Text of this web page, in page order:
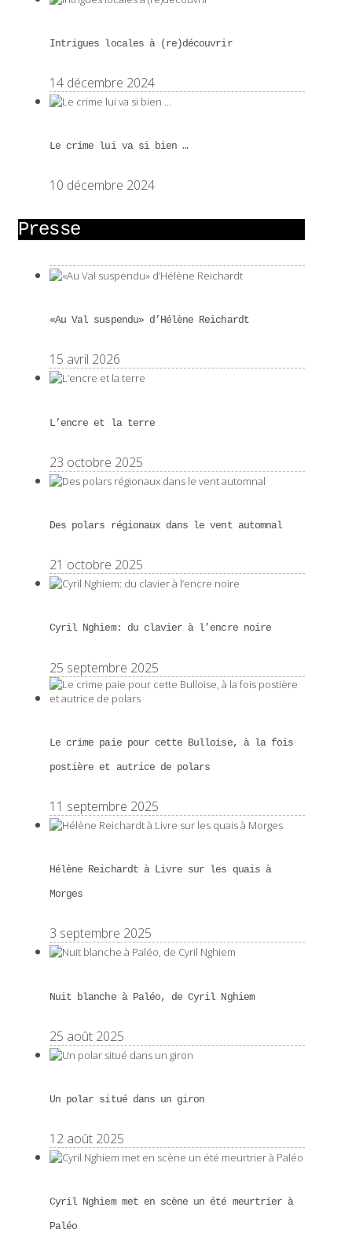
Intrigues locales à (re)découvrir
14 décembre 2024
Le crime lui va si bien …
10 décembre 2024
Presse
«Au Val suspendu» d’Hélène Reichardt
15 avril 2026
L’encre et la terre
23 octobre 2025
Des polars régionaux dans le vent automnal
21 octobre 2025
Cyril Nghiem: du clavier à l’encre noire
25 septembre 2025
Le crime paie pour cette Bulloise, à la fois
postière et autrice de polars
11 septembre 2025
Hélène Reichardt à Livre sur les quais à
Morges
3 septembre 2025
Nuit blanche à Paléo, de Cyril Nghiem
25 août 2025
Un polar situé dans un giron
12 août 2025
Cyril Nghiem met en scène un été meurtrier à
Paléo